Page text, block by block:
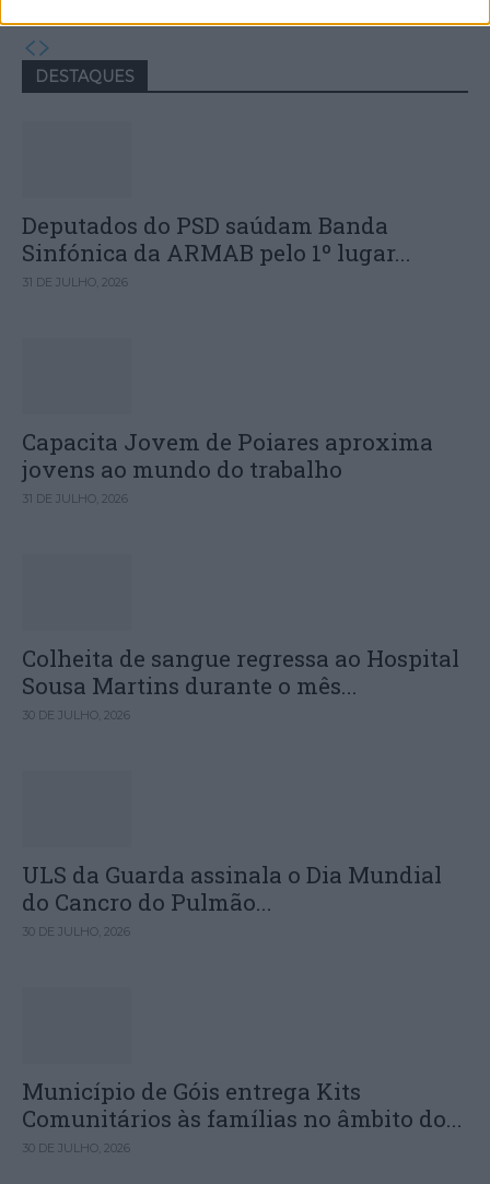
DESTAQUES
Deputados do PSD saúdam Banda
Sinfónica da ARMAB pelo 1º lugar...
31 DE JULHO, 2026
Capacita Jovem de Poiares aproxima
jovens ao mundo do trabalho
31 DE JULHO, 2026
Colheita de sangue regressa ao Hospital
Sousa Martins durante o mês...
30 DE JULHO, 2026
ULS da Guarda assinala o Dia Mundial
do Cancro do Pulmão...
30 DE JULHO, 2026
Município de Góis entrega Kits
Comunitários às famílias no âmbito do...
30 DE JULHO, 2026